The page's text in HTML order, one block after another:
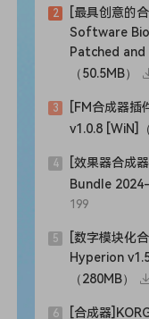
2
[最具创意的
Software
Patched and
（50.5MB）
3
[FM合成器
v1.0.8 [WiN]
4
[效果器合成
Bundle
199
5
[数字模块化
Hyperion
（280MB）
6
[合成器